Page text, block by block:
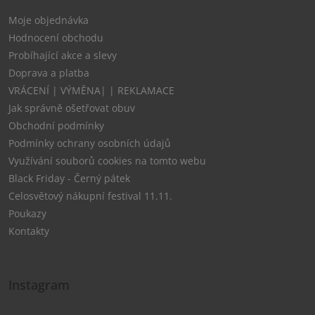
Moje objednávka
Hodnocení obchodu
Probíhající akce a slevy
Doprava a platba
VRÁCENÍ | VÝMĚNA| | REKLAMACE
Jak správně ošetřovat obuv
Obchodní podmínky
Podmínky ochrany osobních údajů
Využívání souborů cookies na tomto webu
Black Friday - Černý pátek
Celosvětový nákupní festival 11.11.
Poukazy
Kontakty
Instagram